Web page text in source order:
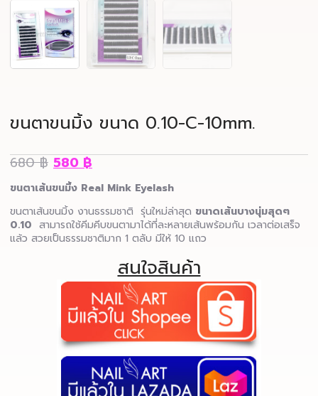
ขนตาขนมิ้ง ขนาด 0.10-C-10mm.
680฿ 580 ฿
ขนตาเส้นขนมิ้ง Real Mink Eyelash
ขนตาเส้นขนมิ้ง งานธรรมชาติ รุ่นใหม่ล่าสุด ขนาดเส้นบางนุ่มสุดๆ
0.10 สามารถใช้คีมคีบขนตามาได้ที่ละหลายเส้นพร้อมกัน เวลาต่อเสร็จ
แล้ว สวยเป็นธรรมชาติมาก 1 ตลับ มีให้ 10 แถว
สนใจสินค้า